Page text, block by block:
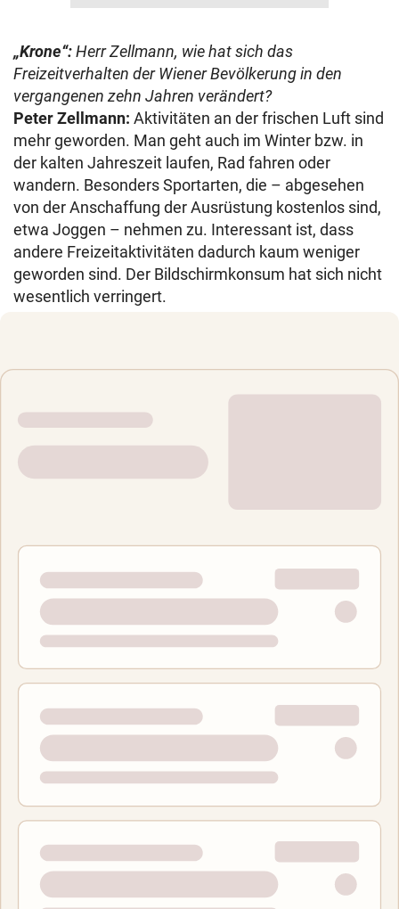
„Krone“:Herr Zellmann, wie hat sich das
Freizeitverhalten der Wiener Bevölkerung in den
vergangenen zehn Jahren verändert?
Peter Zellmann: Aktivitäten an der frischen Luft sind
mehr geworden. Man geht auch im Winter bzw. in
der kalten Jahreszeit laufen, Rad fahren oder
wandern. Besonders Sportarten, die – abgesehen
von der Anschaffung der Ausrüstung kostenlos sind,
etwa Joggen – nehmen zu. Interessant ist, dass
andere Freizeitaktivitäten dadurch kaum weniger
geworden sind. Der Bildschirmkonsum hat sich nicht
wesentlich verringert.